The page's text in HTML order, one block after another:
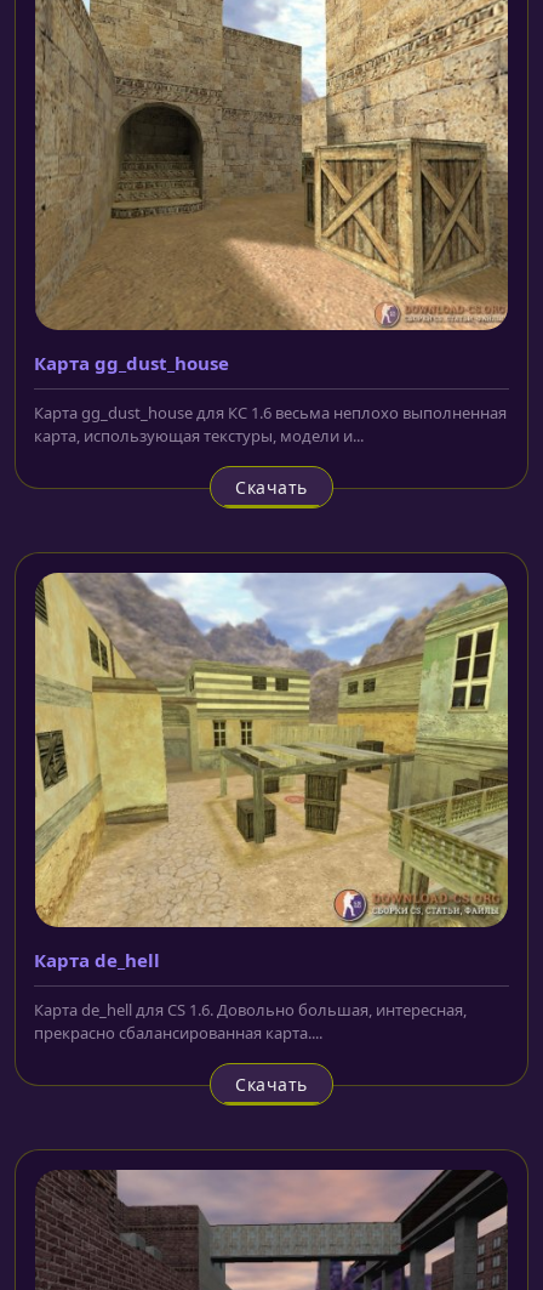
Карта gg_dust_house
Карта gg_dust_house для КС 1.6 весьма неплохо выполненная
карта, использующая текстуры, модели и...
Скачать
Карта de_hell
Карта de_hell для CS 1.6. Довольно большая, интересная,
прекрасно сбалансированная карта....
Скачать